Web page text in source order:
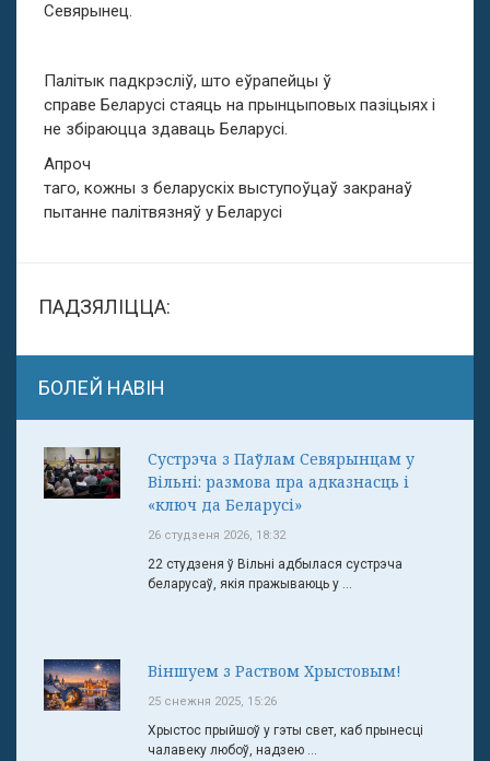
Севярынец.
Палітык падкрэсліў, што еўрапейцы ў
справе Беларусі стаяць на прынцыповых пазіцыях і
не збіраюцца здаваць Беларусі.
Апроч
таго, кожны з беларускіх выступоўцаў закранаў
пытанне палітвязняў у Беларусі
ПАДЗЯЛІЦЦА:
БОЛЕЙ НАВІН
Сустрэча з Паўлам Севярынцам у
Вільні: размова пра адказнасць і
«ключ да Беларусі»
26 студзеня 2026, 18:32
22 студзеня ў Вільні адбылася сустрэча
беларусаў, якія пражываюць у ...
Віншуем з Раством Хрыстовым!
25 снежня 2025, 15:26
Хрыстос прыйшоў у гэты свет, каб прынесці
чалавеку любоў, надзею ...